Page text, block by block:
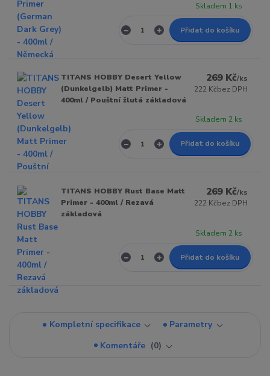
Skladem 1 ks
Přidat do košíku
TITANS HOBBY Desert Yellow
(Dunkelgelb) Matt Primer -
400ml / Pouštní žlutá základová
269 Kč/ks
222 Kčbez DPH
Skladem 2 ks
Přidat do košíku
TITANS HOBBY Rust Base Matt
Primer - 400ml / Rezavá
základová
269 Kč/ks
222 Kčbez DPH
Skladem 2 ks
Přidat do košíku
Kompletní specifikace
Parametry
Komentáře
0